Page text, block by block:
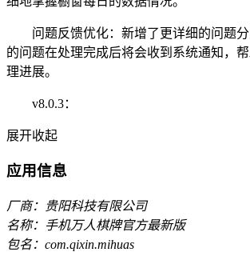
问题反馈优化：新增了更详细的问题分
的问题在处理完成后将会收到系统通知，
理进展。
v8.0.3：
展开收起
应用信息
厂商：贵阳科技有限公司
名称：手机万人棋牌官方最新版
包名：com.qixin.mihuas